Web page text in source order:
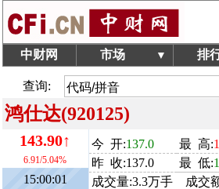
中财网 市场 ▼ 排
查询:
鸿仕达(920125)
143.90↑
6.91/5.04%
15:00:01
今 开:137.0 最 高:
昨 收:137.0
最 低:
成交量:3.3万手 成交